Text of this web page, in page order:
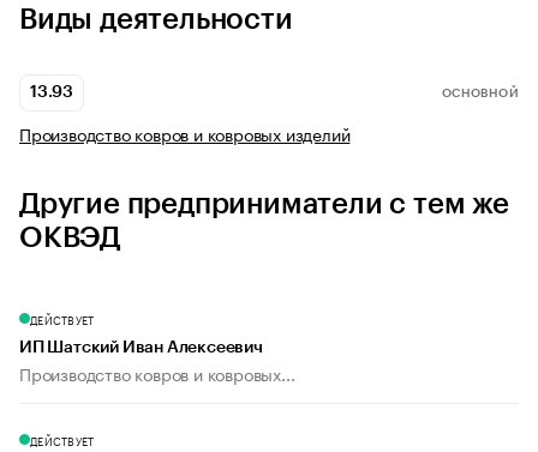
Виды деятельности
13.93 ОСНОВНОЙ
Производство ковров и ковровых изделий
Другие предприниматели с тем же
ОКВЭД
ДЕЙСТВУЕТ
ИП Шатский Иван Алексеевич
Производство ковров и ковровых...
ДЕЙСТВУЕТ